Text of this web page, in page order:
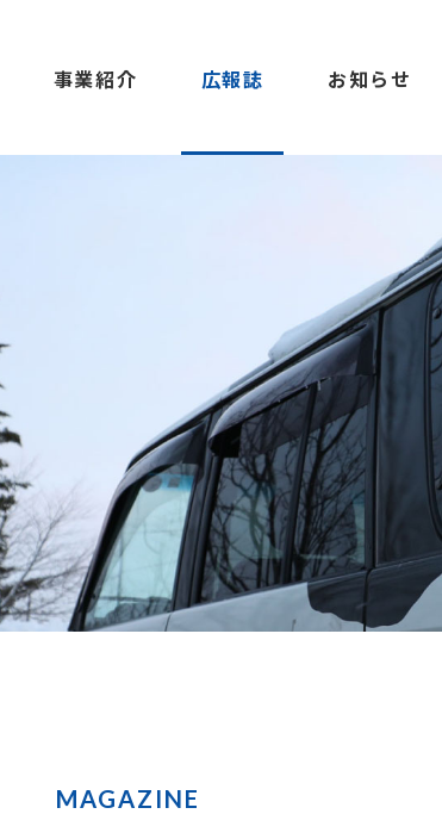
事業紹介 広報誌 お知らせ
MAGAZINE